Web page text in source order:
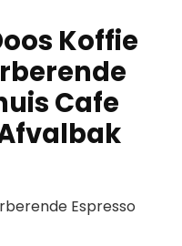
Koffie
Cafe
Espresso